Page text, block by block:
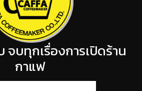
จบทุกเรื่องการเปิดร้าน
กาแฟ